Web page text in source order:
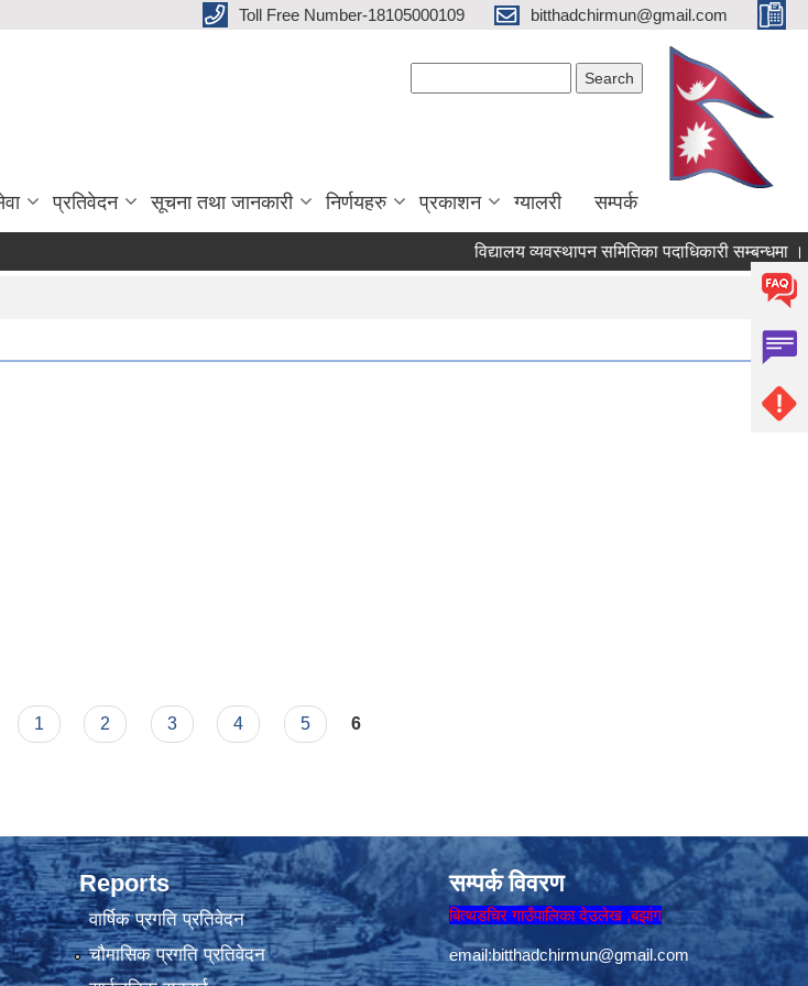
Toll Free Number-18105000109 bitthadchirmun@gmail.com
प्रतिवेदन सूचना तथा जानकारी निर्णयहरु प्रकाशन ग्यालरी सम्पर्क
विद्यालय व्यवस्थापन समितिका पदाधिकारी सम्बन्धमा ।
1 2 3 4 5 6
Reports
वार्षिक प्रगति प्रतिवेदन
चौमासिक प्रगति प्रतिवेदन
सम्पर्क विवरण
बित्थडचिर गाउँपालिका देउलेख ,बझांग
email:bitthadchirmun@gmail.com